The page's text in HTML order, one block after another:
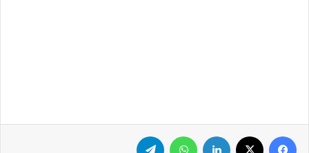
فيسبوك لينكدإن واتساب